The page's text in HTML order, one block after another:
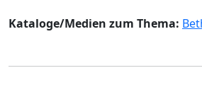
Kataloge/Medien zum Thema: